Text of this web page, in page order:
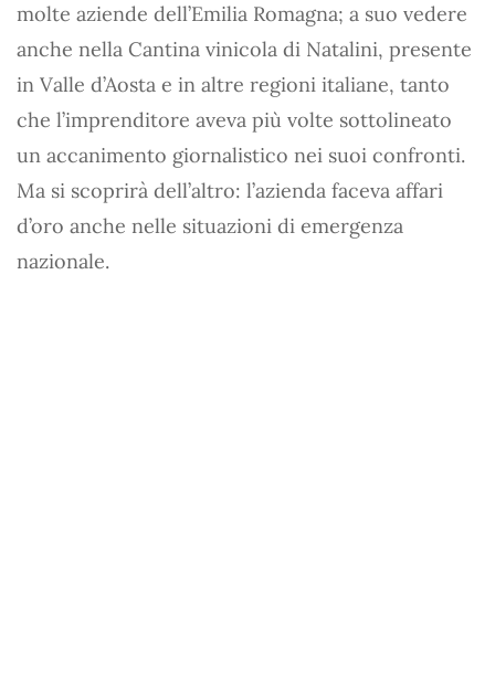
molte aziende dell’Emilia Romagna; a suo vedere
anche nella Cantina vinicola di Natalini, presente
in Valle d’Aosta e in altre regioni italiane, tanto
che l’imprenditore aveva più volte sottolineato
un accanimento giornalistico nei suoi confronti.
Ma si scoprirà dell’altro: l’azienda faceva affari
d’oro anche nelle situazioni di emergenza
nazionale.